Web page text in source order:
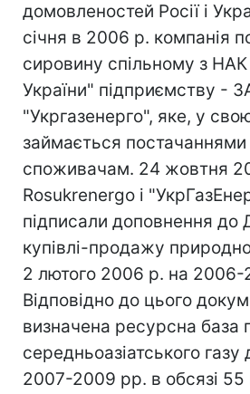
домовленостей Росії і
січня в 2006 р. компанія
сировину спільному з
України" підприємству -
"Укргазенерго", яке, у
займається постачаннями
споживачам. 24 жовтня
Rosukrenergo і
підписали доповнення до
купівлі-продажу
2 лютого 2006 р. на 2006-
Відповідно до цього
визначена ресурсна база
середньоазіатського газу
2007-2009 рр. в обсязі